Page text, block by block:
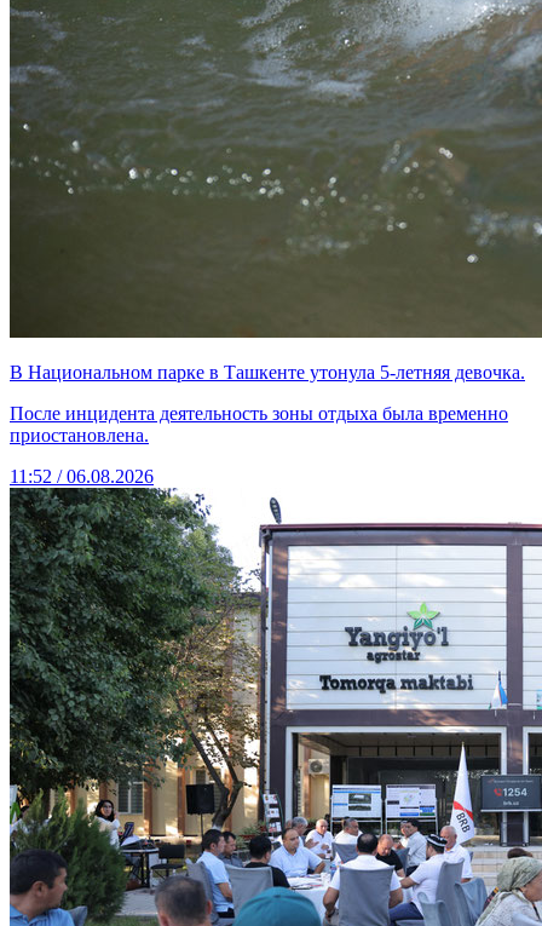
В Национальном парке в Ташкенте утонула 5-летняя девочка.
После инцидента деятельность зоны отдыха была временно
приостановлена.
11:52 / 06.08.2026